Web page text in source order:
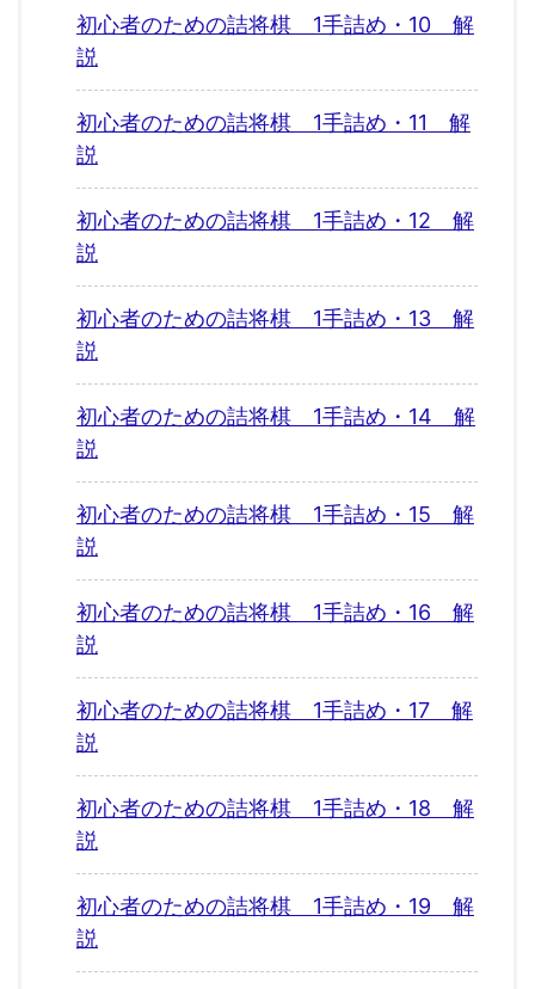
初心者のための詰将棋 1手詰め・10 解
説
初心者のための詰将棋 1手詰め・11 解
説
初心者のための詰将棋 1手詰め・12 解
説
初心者のための詰将棋 1手詰め・13 解
説
初心者のための詰将棋 1手詰め・14 解
説
初心者のための詰将棋 1手詰め・15 解
説
初心者のための詰将棋 1手詰め・16 解
説
初心者のための詰将棋 1手詰め・17 解
説
初心者のための詰将棋 1手詰め・18 解
説
初心者のための詰将棋 1手詰め・19 解
説